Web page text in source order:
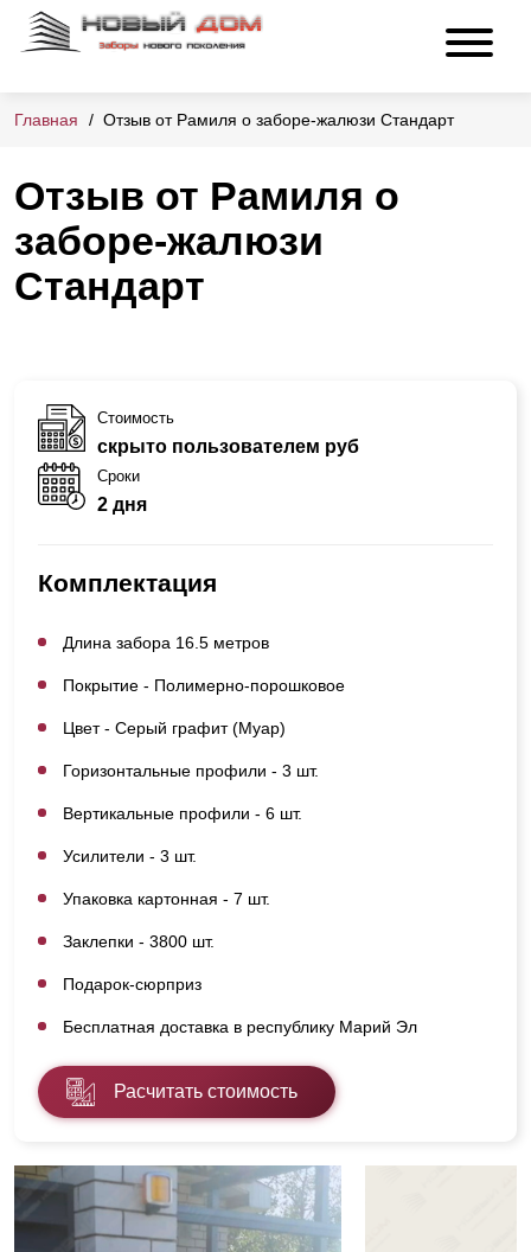
Главная Отзыв от Рамиля о заборе-жалюзи Стандарт
Отзыв от Рамиля о
заборе-жалюзи
Стандарт
Стоимость
скрыто пользователем руб
Сроки
2 дня
Комплектация
Длина забора 16.5 метров
Покрытие - Полимерно-порошковое
Цвет - Серый графит (Муар)
Горизонтальные профили - 3 шт.
Вертикальные профили - 6 шт.
Усилители - 3 шт.
Упаковка картонная - 7 шт.
Заклепки - 3800 шт.
Подарок-сюрприз
Бесплатная доставка в республику Марий Эл
Расчитать стоимость